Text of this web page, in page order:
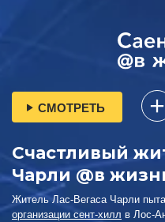
СМОТРЕТЬ
Счастливый
Чарли @в
Житель Лас-Вегаса Чарли
организации сент-хилл в Лос-